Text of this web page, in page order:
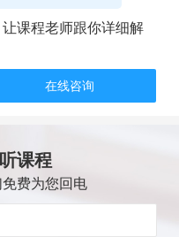
课程老师跟你详细解
在线咨询
课程
费为您回电